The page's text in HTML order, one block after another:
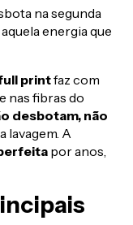
na segunda
energia que
printfaz com
nas fibras do
desbotam, não
lavagem. A
por anos,